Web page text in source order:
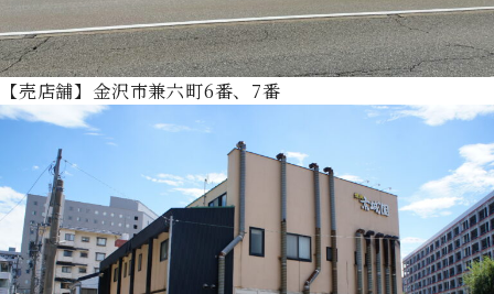
【売店舗】金沢市兼六町6番、7番